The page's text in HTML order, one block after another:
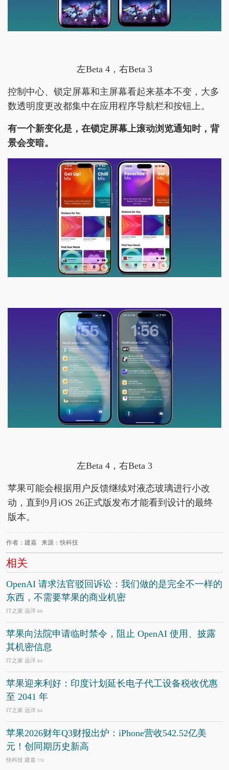
左Beta 4，右Beta 3
控制中心、锁定屏幕和主屏幕看起来基本不变，大多
数透明度更改都集中在应用程序导航栏和按钮上。
有一个新变化是，在锁定屏幕上滚动浏览通知时，背
景会变暗。
左Beta 4，右Beta 3
苹果可能会根据用户反馈继续对液态玻璃进行小改
动，直到9月iOS 26正式版发布才能看到设计的最终
版本。
作者：建嘉 来源：快科技
相关
OpenAI 请求法官驳回诉讼：我们做的是完全不一样的
东西，不需要苹果的商业机密
IT之家 远洋 8/6
苹果向法院申请临时禁令，阻止 OpenAI 使用、披露
其机密信息
IT之家 远洋 8/4
苹果迎来利好：印度计划延长电子代工设备税收优惠
至 2041 年
IT之家 远洋 8/4
苹果2026财年Q3财报出炉：iPhone营收542.52亿美
元！创同期历史新高
快科技 建嘉 7/31